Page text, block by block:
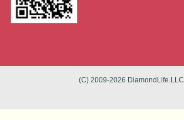
(C) 2009-2026 DiamondLife.LLC